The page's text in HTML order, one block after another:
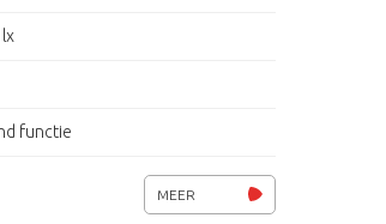
functie
MEER